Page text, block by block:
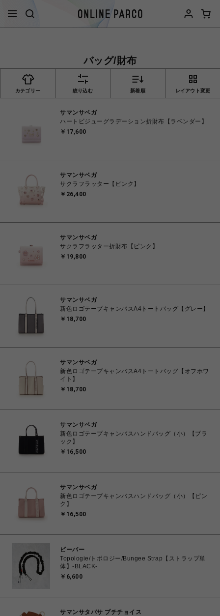
バッグ/財布
カテゴリー 絞り込む 新着順 レイアウト変更
サマンサベガ
ハートビジューグラデーション折財布【ラベンダー】
￥17,600
サマンサベガ
サクラフラッター【ピンク】
￥26,400
サマンサベガ
サクラフラッター折財布【ピンク】
￥19,800
サマンサベガ
新色ロゴテープキャンバスA4トートバッグ【グレー】
￥18,700
サマンサベガ
新色ロゴテープキャンバスA4トートバッグ【オフホワ
イト】
￥18,700
サマンサベガ
新色ロゴテープキャンバスハンドバッグ（小）【ブラ
ック】
￥16,500
サマンサベガ
新色ロゴテープキャンバスハンドバッグ（小）【ピン
ク】
￥16,500
ビーバー
Topologie/トポロジー/Bungee Strap【ストラップ単
体】-BLACK-
￥6,600
サマンサタバサ プチチョイス